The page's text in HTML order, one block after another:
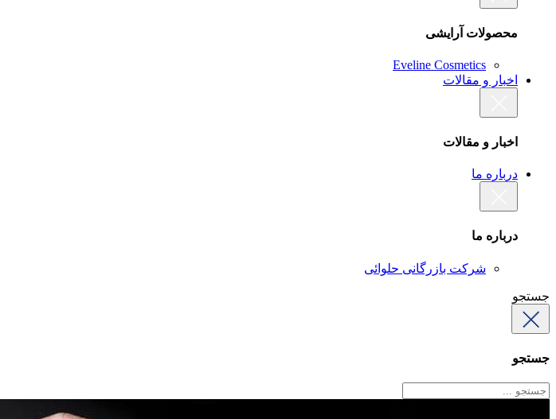
محصولات آرایشی
Eveline Cosmetics
اخبار و مقالات
اخبار و مقالات
درباره ما
درباره ما
شرکت بازرگانی حلوائی
جستجو
جستجو